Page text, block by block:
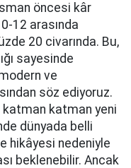
öncesi kâr
12 arasında
20 civarında. Bu,
sayesinde
ve
söz ediyoruz.
katman katman yeni
dünyada belli
hikâyesi nedeniyle
beklenebilir. Ancak